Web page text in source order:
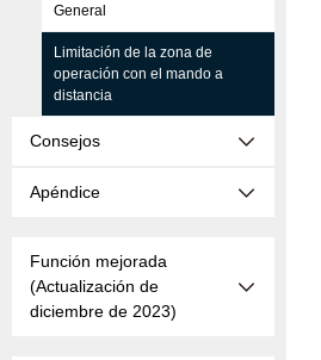
General
Limitación de la zona de
operación con el mando a
distancia
Consejos
Apéndice
Función mejorada
(Actualización de
diciembre de 2023)